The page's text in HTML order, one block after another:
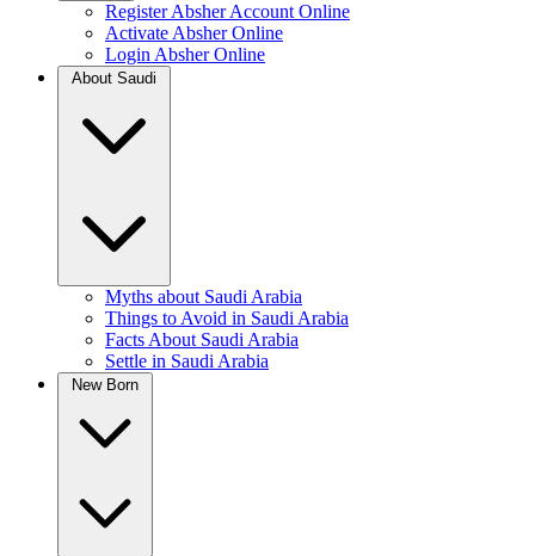
Register Absher Account Online
Activate Absher Online
Login Absher Online
Myths about Saudi Arabia
Things to Avoid in Saudi Arabia
Facts About Saudi Arabia
Settle in Saudi Arabia